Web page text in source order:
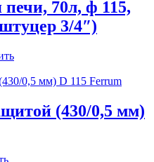
70л, ф 115,
3/4″)
(430/0,5 мм)